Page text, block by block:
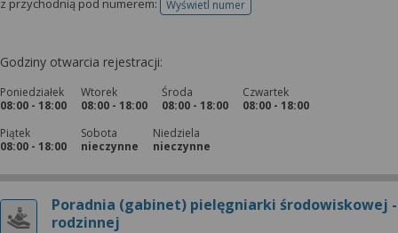
z przychodnią pod numerem:
Wyświetl numertelefonu do rejestracji
Godziny otwarcia rejestracji:
Poniedziałek
08:00 - 18:00
Wtorek
08:00 - 18:00
Środa
08:00 - 18:00
Czwartek
08:00 - 18:00
Piątek
08:00 - 18:00
Sobota
nieczynne
Niedziela
nieczynne
Poradnia (gabinet) pielęgniarki środowiskowej -
rodzinnej
narzędzi zewnętrznych w naszym serwisie